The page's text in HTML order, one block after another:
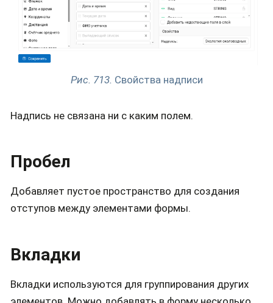
Рис. 713. Свойства надписи
Надпись не связана ни с каким полем.
Пробел
Добавляет пустое пространство для создания
отступов между элементами формы.
Вкладки
Вкладки используются для группирования других